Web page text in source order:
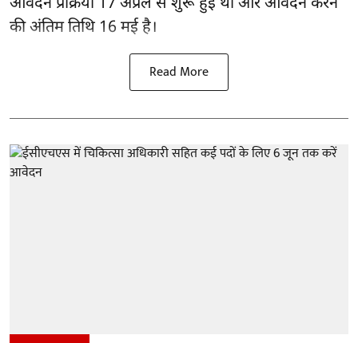
की अंतिम तिथि 16 मई है।
Read More